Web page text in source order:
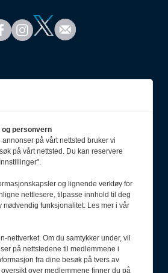
nyhetsbrev
personvern
på vårt nettsted bruker vi
på vårt nettsted. Du kan reservere
og lignende verktøy for
nettlesere, tilpasse innhold til deg
nødvendig funksjonalitet. Les mer i vår
nettverket. Om du samtykker under, vil
på nettstedene til medlemmene i
fra dine besøk på tvers av
over medlemmene finner du på